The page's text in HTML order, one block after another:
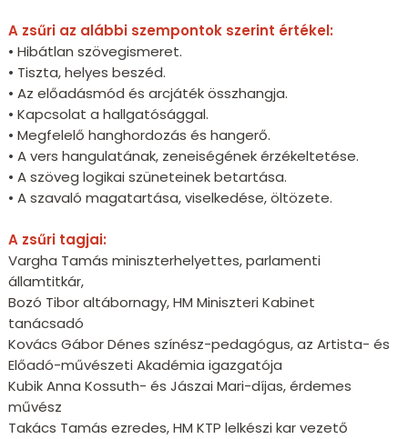
A zsűri az alábbi szempontok szerint értékel:
• Hibátlan szövegismeret.
• Tiszta, helyes beszéd.
• Az előadásmód és arcjáték összhangja.
• Kapcsolat a hallgatósággal.
• Megfelelő hanghordozás és hangerő.
• A vers hangulatának, zeneiségének érzékeltetése.
• A szöveg logikai szüneteinek betartása.
• A szavaló magatartása, viselkedése, öltözete.
A zsűri tagjai:
Vargha Tamás miniszterhelyettes, parlamenti
államtitkár,
Bozó Tibor altábornagy, HM Miniszteri Kabinet
tanácsadó
Kovács Gábor Dénes színész-pedagógus, az Artista- és
Előadó-művészeti Akadémia igazgatója
Kubik Anna Kossuth- és Jászai Mari-díjas, érdemes
művész
Takács Tamás ezredes, HM KTP lelkészi kar vezető